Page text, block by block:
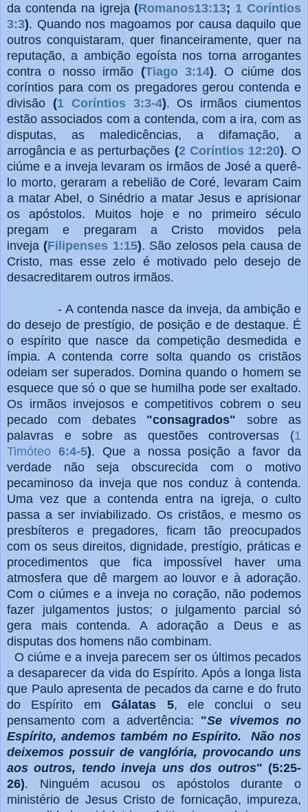
da contenda na igreja (Romanos13:13; 1 Coríntios
3:3). Quando nos magoamos por causa daquilo que
outros conquistaram, quer financeiramente, quer na
reputação, a ambição egoísta nos torna arrogantes
contra o nosso irmão (Tiago 3:14). O ciúme dos
coríntios para com os pregadores gerou contenda e
divisão (1 Coríntios 3:3-4). Os irmãos ciumentos
estão associados com a contenda, com a ira, com as
disputas, as maledicências, a difamação, a
arrogância e as perturbações (2 Coríntios 12:20). O
ciúme e a inveja levaram os irmãos de José a querê-
lo morto, geraram a rebelião de Coré, levaram Caim
a matar Abel, o Sinédrio a matar Jesus e aprisionar
os apóstolos. Muitos hoje e no primeiro século
pregam e pregaram a Cristo movidos pela
inveja (Filipenses 1:15). São zelosos pela causa de
Cristo, mas esse zelo é motivado pelo desejo de
desacreditarem outros irmãos.
- A contenda nasce da inveja, da ambição e
do desejo de prestígio, de posição e de destaque. É
o espírito que nasce da competição desmedida e
ímpia. A contenda corre solta quando os cristãos
odeiam ser superados. Domina quando o homem se
esquece que só o que se humilha pode ser exaltado.
Os irmãos invejosos e competitivos cobrem o seu
pecado com debates
"consagrados"
sobre as
palavras e sobre as questões controversas (1
Timóteo 6:4-5). Que a nossa posição a favor da
verdade não seja obscurecida com o motivo
pecaminoso da inveja que nos conduz à contenda.
Uma vez que a contenda entra na igreja, o culto
passa a ser inviabilizado. Os cristãos, e mesmo os
presbíteros e pregadores, ficam tão preocupados
com os seus direitos, dignidade, prestígio, práticas e
procedimentos que fica impossível haver uma
atmosfera que dê margem ao louvor e à adoração.
Com o ciúmes e a inveja no coração, não podemos
fazer julgamentos justos; o julgamento parcial só
gera mais contenda. A adoração a Deus e as
disputas dos homens não combinam.
O ciúme e a inveja parecem ser os últimos pecados
a desaparecer da vida do Espírito. Após a longa lista
que Paulo apresenta de pecados da carne e do fruto
do Espírito em
Gálatas 5, ele conclui o seu
pensamento com a advertência: "Se vivemos no
Espírito, andemos também no Espírito. Não nos
deixemos possuir de vanglória, provocando uns
aos outros, tendo inveja uns dos outros" (5:25-
26). Ninguém acusou os apóstolos durante o
ministério de Jesus Cristo de fornicação, impureza,